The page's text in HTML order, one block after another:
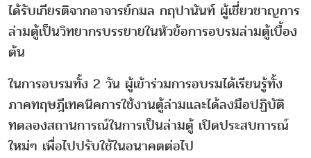
ได้รับเกียรติจากอาจารย์กมล กฤปานันท์ ผู้เชี่ยวชาญการ
ล่ามตู้เป็นวิทยากรบรรยายในหัวข้อการอบรมล่ามตู้เบื้อง
ต้น
ในการอบรมทั้ง 2 วัน ผู้เข้าร่วมการอบรมได้เรียนรู้ทั้ง
ภาคทฤษฎีเทคนิคการใช้งานตู้ล่ามและได้ลงมือปฏิบัติ
ทดลองสถานการณ์ในการเป็นล่ามตู้ เปิดประสบการณ์
ใหม่ๆ เพื่อไปปรับใช้ในอนาคตต่อไป